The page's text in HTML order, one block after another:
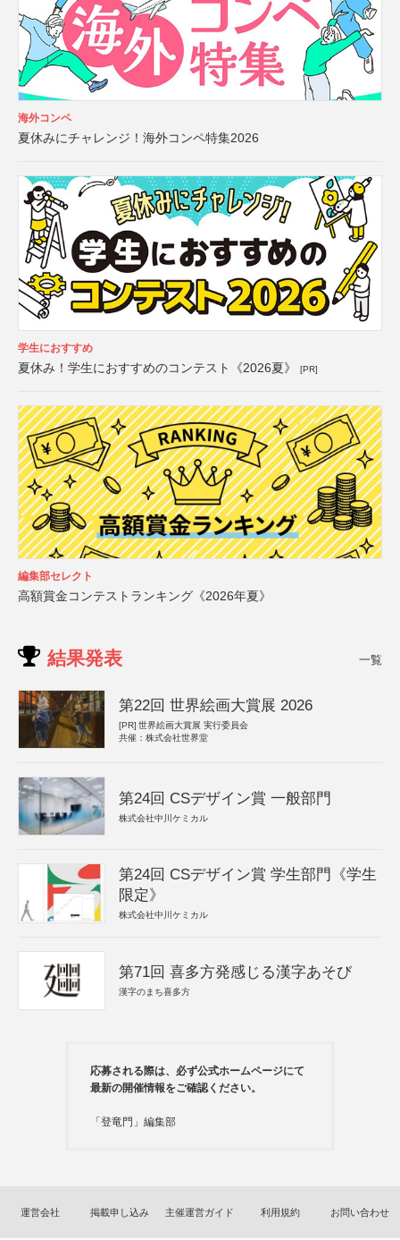
海外コンペ
夏休みにチャレンジ！海外コンペ特集2026
学生におすすめ
夏休み！学生におすすめのコンテスト《2026夏》 [PR]
編集部セレクト
高額賞金コンテストランキング《2026年夏》
結果発表 一覧
第22回 世界絵画大賞展 2026
[PR] 世界絵画大賞展 実行委員会
共催：株式会社世界堂
第24回 CSデザイン賞 一般部門
株式会社中川ケミカル
第24回 CSデザイン賞 学生部門《学生
限定》
株式会社中川ケミカル
第71回 喜多方発感じる漢字あそび
漢字のまち喜多方
応募される際は、必ず公式ホームページにて
最新の開催情報をご確認ください。
「登竜門」編集部
運営会社 掲載申し込み 主催運営ガイド 利用規約 お問い合わせ